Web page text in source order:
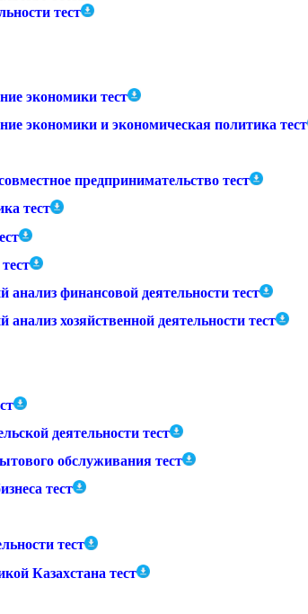
тест
экономики тест
экономики и экономическая политика тест
предпринимательство тест
тест
финансовой деятельности тест
хозяйственной деятельности тест
деятельности тест
обслуживания тест
тест
тест
Казахстана тест